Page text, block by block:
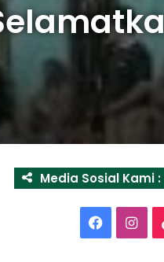
Media Sosial Kami :